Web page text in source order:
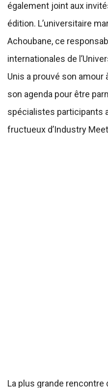
également joint aux
édition. L’universitaire
Achoubane, ce
internationales de
Unis a prouvé son amour
son agenda pour être
spécialistes participants
fructueux d’Industry
La plus grande rencontre